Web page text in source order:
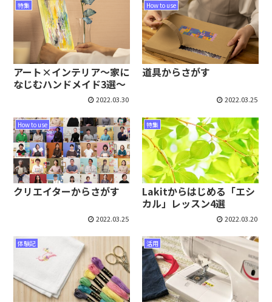
特集
アート×インテリア～家に
なじむハンドメイド3選～
2022.03.30
How to use
道具からさがす
2022.03.25
How to use
クリエイターからさがす
2022.03.25
特集
Lakitからはじめる「エシ
カル」レッスン4選
2022.03.20
体験記 活用